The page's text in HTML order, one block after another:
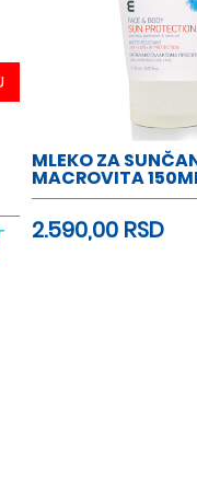
MLEKO ZA
MACROVITA
2.590,00 RSD